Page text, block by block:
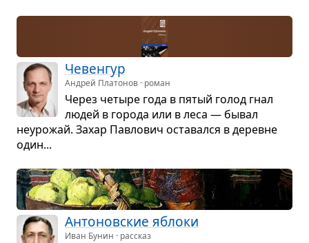
Чевен­гур
Андрей Платонов · роман
Через четыре года в пятый голод гнал
людей в города или в леса — бывал
неуро­жай. Захар Пав­ло­вич оста­вался в деревне
один...
Анто­нов­ские яблоки
Иван Бунин · рассказ